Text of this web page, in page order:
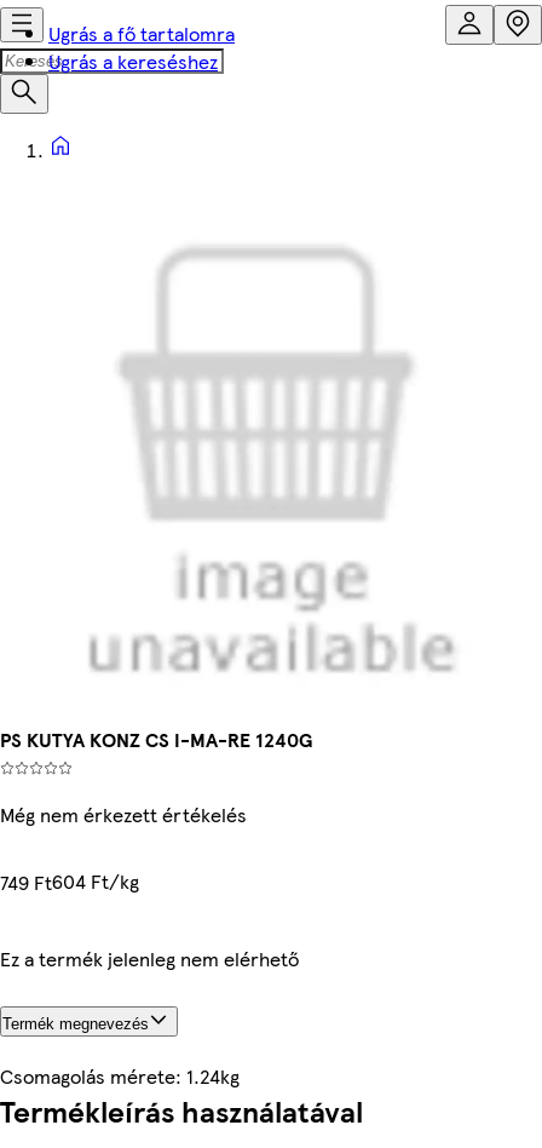
Ugrás a fő tartalomra
Ugrás a kereséshez
PS KUTYA KONZ CS I-MA-RE 1240G
Még nem érkezett értékelés
749 Ft604 Ft/kg
Ez a termék jelenleg nem elérhető
Termék megnevezés
Csomagolás mérete: 1.24kg
Termékleírás használatával